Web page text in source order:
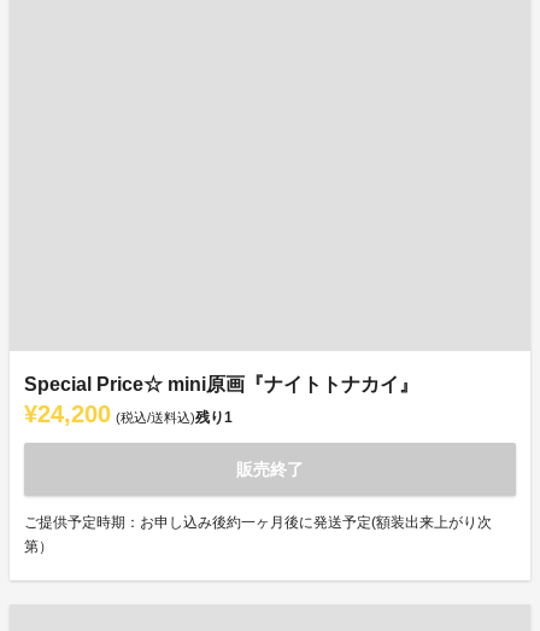
Special Price☆ mini原画『ナイトトナカイ』
¥24,200 (税込/送料込)残り1
販売終了
ご提供予定時期：お申し込み後約一ヶ月後に発送予定(額装出来上がり次
第）